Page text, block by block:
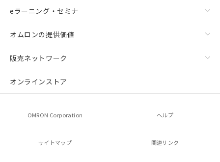
eラーニング・セミナ
オムロンの提供価値
販売ネットワーク
オンラインストア
OMRON Corporation ヘルプ
サイトマップ 関連リンク